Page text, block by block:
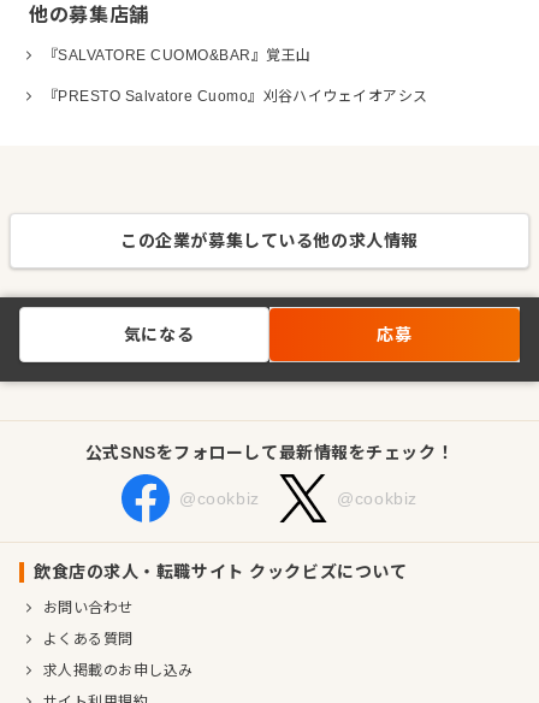
他の募集店舗
『SALVATORE CUOMO&BAR』覚王山
『PRESTO Salvatore Cuomo』刈谷ハイウェイオアシス
この企業が募集している他の求人情報
気になる 応募
公式SNSをフォローして最新情報をチェック！
@cookbiz @cookbiz
飲食店の求人・転職サイト クックビズについて
お問い合わせ
よくある質問
求人掲載のお申し込み